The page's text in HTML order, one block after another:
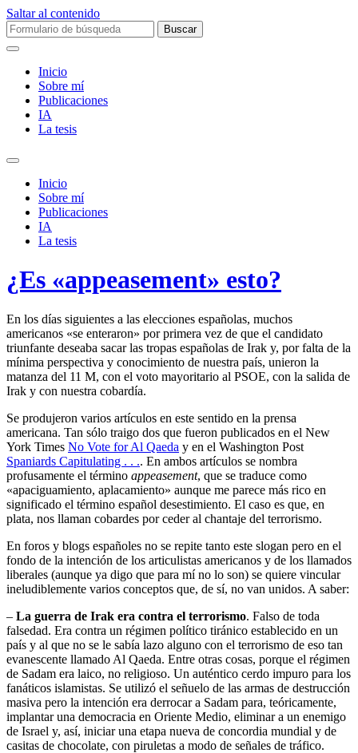
Saltar al contenido
Buscar:
Inicio
Sobre mí­
Publicaciones
IA
La tesis
Alternar
campo
búsqueda
Inicio
Sobre mí­
Publicaciones
IA
La tesis
¿Es «appeasement» esto?
En los días siguientes a las elecciones españolas, muchos
americanos «se enteraron» por primera vez de que el candidato
triunfante deseaba sacar las tropas españolas de Irak y, por falta de la
mínima perspectiva y conocimiento de nuestra país, unieron la
matanza del 11 M, con el voto mayoritario al PSOE, con la salida de
Irak y con nuestra cobardía.
Se produjeron varios artículos en este sentido en la prensa
americana. Tan sólo traigo dos que fueron publicados en el New
York Times No Vote for Al Qaeda y en el Washington Post
Spaniards Capitulating . . .. En ambos artículos se nombra
profusamente el término appeasement, que se traduce como
«apaciguamiento, aplacamiento» aunque me parece más rico en
significado el término español desestimiento. El caso es que, en
plata, nos llaman cobardes por ceder al chantaje del terrorismo.
En foros y blogs españoles no se repite tanto este slogan pero en el
fondo de la intención de los articulistas americanos y de los llamados
liberales (aunque ya digo que para mí no lo son) se quiere vincular
ineludiblemente varios conceptos que, de sí, no van unidos. A saber:
– La guerra de Irak era contra el terrorismo. Falso de toda
falsedad. Era contra un régimen político tiránico establecido en un
país y al que no se le sabía lazo alguno con el terrorismo de eso tan
evanescente llamado Al Qaeda. Entre otras cosas, porque el régimen
de Sadam era laico, no religioso. Un auténtico cerdo impuro para los
fanáticos islamistas. Se utilizó el señuelo de las armas de destrucción
masiva pero la intención era derrocar a Sadam para, teóricamente,
implantar una democracia en Oriente Medio, eliminar a un enemigo
de Israel y, así, iniciar una etapa nueva de concordia mundial y de
casitas de chocolate, con piruletas a modo de señales de tráfico.